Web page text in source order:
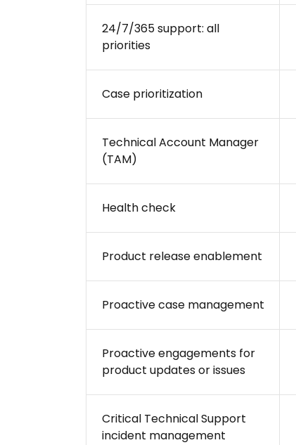
24/7/365 support: all
priorities
Case prioritization
Technical Account Manager
(TAM)
Health check
Product release enablement
Proactive case management
Proactive engagements for
product updates or issues
Critical Technical Support
incident management